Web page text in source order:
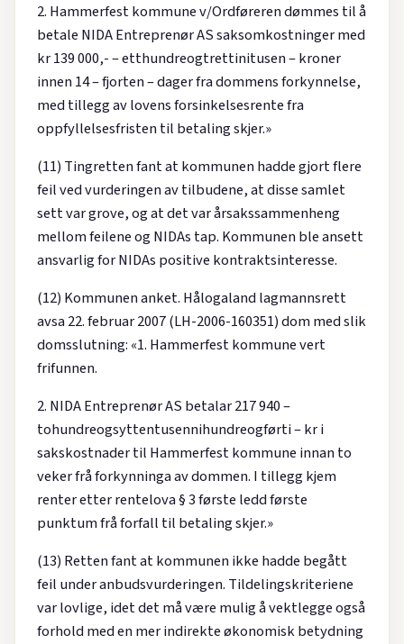
2. Hammerfest kommune v/Ordføreren dømmes til å
betale NIDA Entreprenør AS saksomkostninger med
kr 139 000,- – etthundreogtrettinitusen – kroner
innen 14 – fjorten – dager fra dommens forkynnelse,
med tillegg av lovens forsinkelsesrente fra
oppfyllelsesfristen til betaling skjer.»
(11) Tingretten fant at kommunen hadde gjort flere
feil ved vurderingen av tilbudene, at disse samlet
sett var grove, og at det var årsakssammenheng
mellom feilene og NIDAs tap. Kommunen ble ansett
ansvarlig for NIDAs positive kontraktsinteresse.
(12) Kommunen anket. Hålogaland lagmannsrett
avsa 22. februar 2007 (LH-2006-160351) dom med slik
domsslutning: «1. Hammerfest kommune vert
frifunnen.
2. NIDA Entreprenør AS betalar 217 940 –
tohundreogsyttentusennihundreogførti – kr i
sakskostnader til Hammerfest kommune innan to
veker frå forkynninga av dommen. I tillegg kjem
renter etter rentelova § 3 første ledd første
punktum frå forfall til betaling skjer.»
(13) Retten fant at kommunen ikke hadde begått
feil under anbudsvurderingen. Tildelingskriteriene
var lovlige, idet det må være mulig å vektlegge også
forhold med en mer indirekte økonomisk betydning